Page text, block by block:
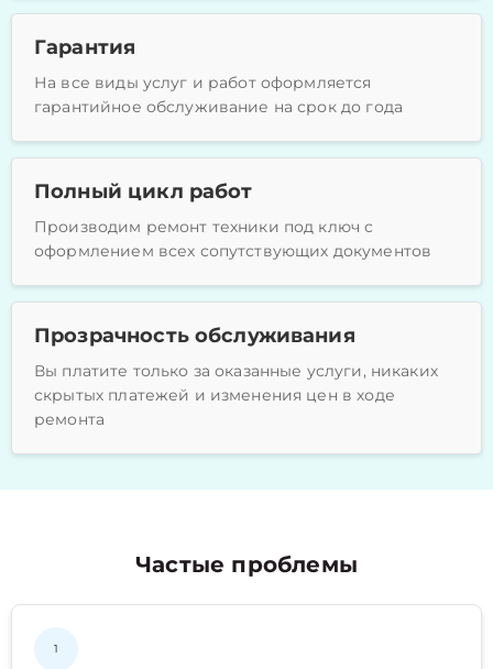
Гарантия
На все виды услуг и работ оформляется
гарантийное обслуживание на срок до года
Полный цикл работ
Производим ремонт техники под ключ с
оформлением всех сопутствующих документов
Прозрачность обслуживания
Вы платите только за оказанные услуги, никаких
скрытых платежей и изменения цен в ходе
ремонта
Частые проблемы
1